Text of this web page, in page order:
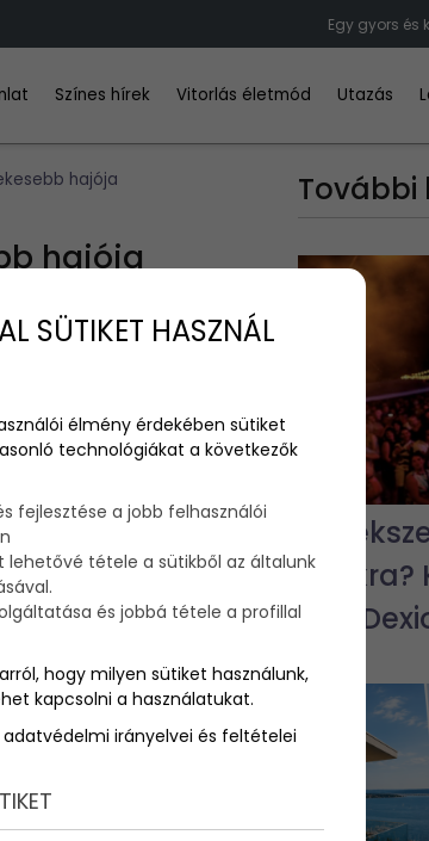
Egy gyors és
Színes hírek Vitorlás életmód Utazás
hajója
hajója
vele a tengeren , akár egy
alkalmas.
További
bulikra?
újra
SÜTIKET HASZNÁL
élmény érdekében sütiket
technológiákat a következők
fejlesztése a jobb felhasználói
lehetővé tétele a sütikből az általunk
és jobbá tétele a profillal
hogy milyen sütiket használunk,
kapcsolni a használatukat.
adatvédelmi irányelvei és feltételei